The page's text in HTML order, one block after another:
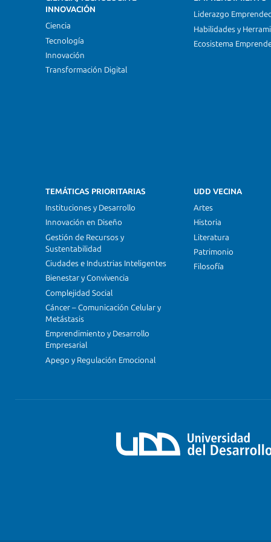
INNOVACIÓN
Ciencia
Tecnología
Innovación
Transformación Digital
Liderazgo
Habilidades y
Ecosistema
TEMÁTICAS PRIORITARIAS
Instituciones y Desarrollo
Innovación en Diseño
Gestión de Recursos y
Sustentabilidad
Ciudades e Industrias Inteligentes
Bienestar y Convivencia
Complejidad Social
Cáncer – Comunicación Celular y
Metástasis
Emprendimiento y Desarrollo
Empresarial
Apego y Regulación Emocional
UDD VECINA
Artes
Historia
Literatura
Patrimonio
Filosofía